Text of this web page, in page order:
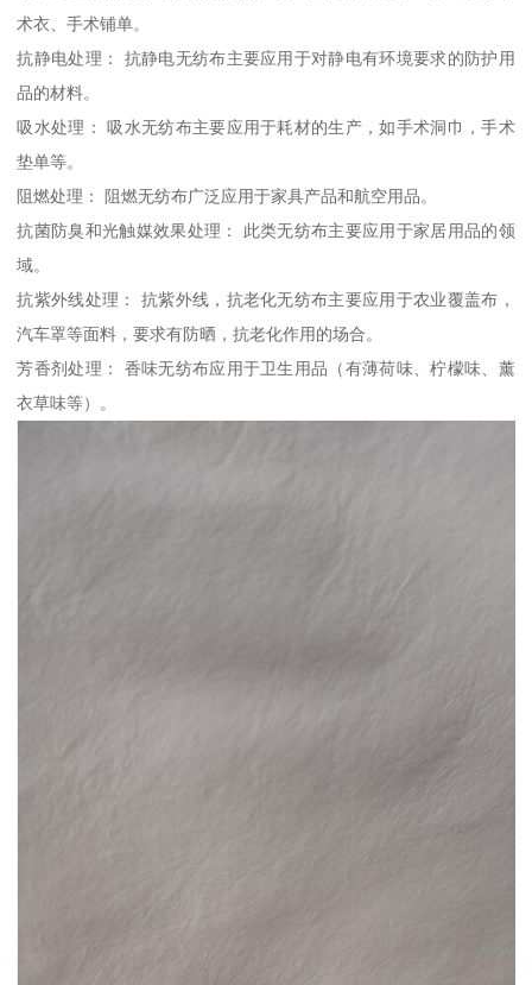
术衣、手术铺单。
抗静电处理： 抗静电无纺布主要应用于对静电有环境要求的防护用
品的材料。
吸水处理： 吸水无纺布主要应用于耗材的生产，如手术洞巾，手术
垫单等。
阻燃处理： 阻燃无纺布广泛应用于家具产品和航空用品。
抗菌防臭和光触媒效果处理： 此类无纺布主要应用于家居用品的领
域。
抗紫外线处理： 抗紫外线，抗老化无纺布主要应用于农业覆盖布，
汽车罩等面料，要求有防晒，抗老化作用的场合。
芳香剂处理： 香味无纺布应用于卫生用品（有薄荷味、柠檬味、薰
衣草味等）。